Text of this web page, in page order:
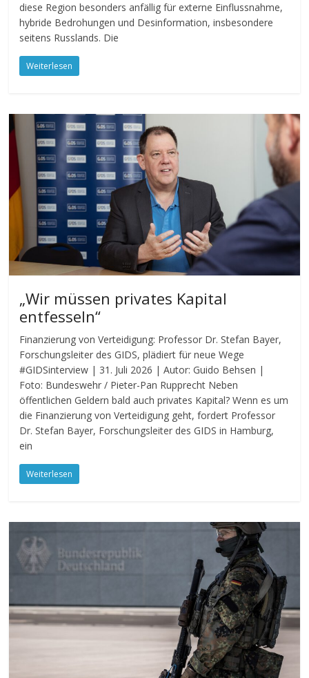
diese Region besonders anfällig für externe Einflussnahme,
hybride Bedrohungen und Desinformation, insbesondere
seitens Russlands. Die
Weiterlesen
„Wir müssen privates Kapital
entfesseln“
Finanzierung von Verteidigung: Professor Dr. Stefan Bayer,
Forschungsleiter des GIDS, plädiert für neue Wege
#GIDSinterview | 31. Juli 2026 | Autor: Guido Behsen |
Foto: Bundeswehr / Pieter-Pan Rupprecht Neben
öffentlichen Geldern bald auch privates Kapital? Wenn es um
die Finanzierung von Verteidigung geht, fordert Professor
Dr. Stefan Bayer, Forschungsleiter des GIDS in Hamburg,
ein
Weiterlesen